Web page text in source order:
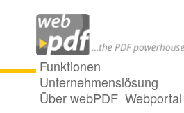
Funktionen
Unternehmenslösung
Über webPDF Webportal
Alle Beiträge